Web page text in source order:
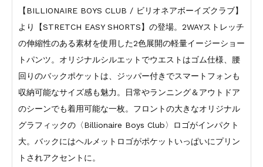
【BILLIONAIRE BOYS CLUB / ビリオネアボーイズクラブ】
より【STRETCH EASY SHORTS】の登場。2WAYストレッチ
の伸縮性のある素材を使用した2色展開の軽量イージーショー
トパンツ。オリジナルシルエットでウエストはゴム仕様、腰
回りのバックポケットは、ジッパー付きでスマートフォンも
収納可能なサイズ感も魅力。日常やランニング＆アウトドア
のシーンでも着用可能な一枚。フロントの大きなオリジナル
グラフィックの〈Billionaire Boys Club〉ロゴがインパクト
大。バックにはヘルメットロゴがポケットいっぱいにプリン
トされアクセントに。